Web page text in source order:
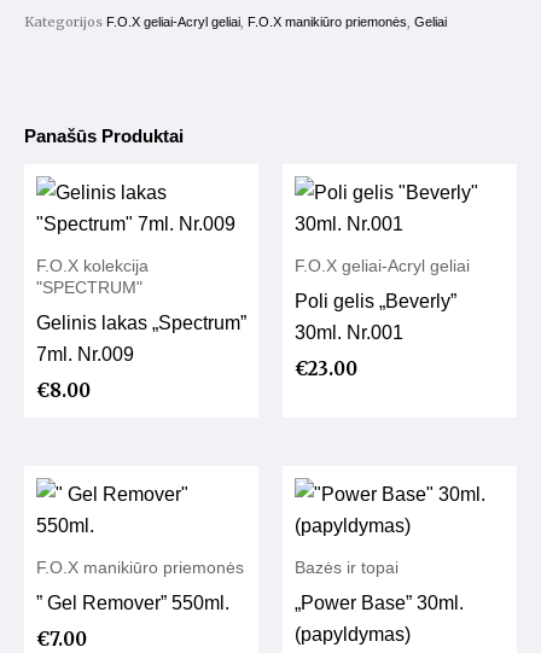
Kategorijos F.O.X geliai-Acryl geliai, F.O.X manikiūro priemonės, Geliai
Panašūs Produktai
F.O.X kolekcija
"SPECTRUM"
Gelinis lakas „Spectrum”
7ml. Nr.009
€8.00
F.O.X geliai-Acryl geliai
Poli gelis „Beverly”
30ml. Nr.001
€23.00
F.O.X manikiūro priemonės
” Gel Remover” 550ml.
€7.00
Bazės ir topai
„Power Base” 30ml.
(papyldymas)